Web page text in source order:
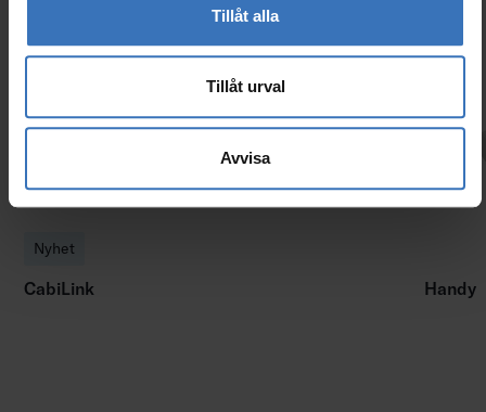
Tillåt alla
Tillåt urval
Avvisa
Nyhet
CabiLink Handy